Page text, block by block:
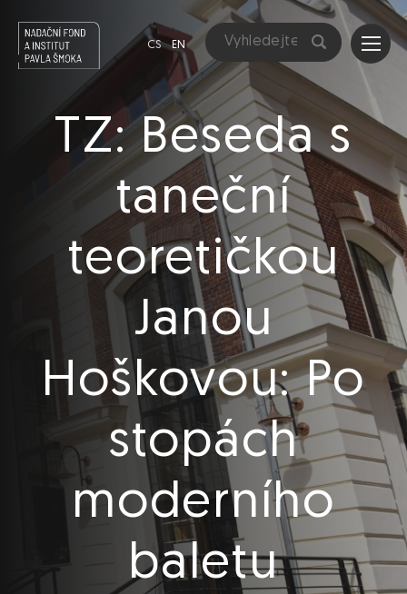
CS EN
TZ: Beseda s
taneční
teoretičkou
Janou
Hoškovou: Po
stopách
moderního
baletu